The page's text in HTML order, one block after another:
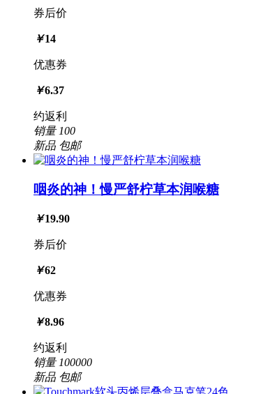
券后价
￥14
优惠券
￥6.37
约返利
销量 100
新品 包邮
咽炎的神！慢严舒柠草本润喉糖
￥19.90
券后价
￥62
优惠券
￥8.96
约返利
销量 100000
新品 包邮